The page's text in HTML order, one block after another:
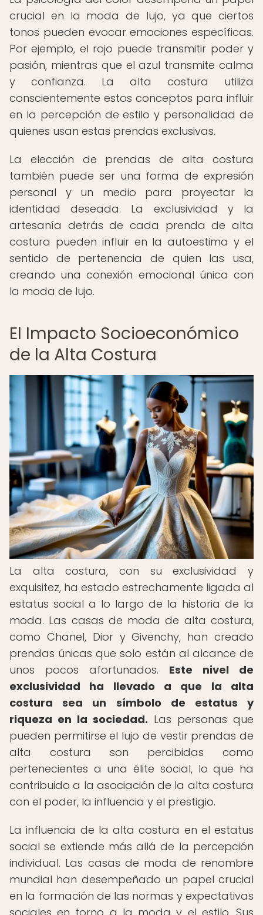
crucial en la moda de lujo, ya que ciertos
tonos pueden evocar emociones específicas.
Por ejemplo, el rojo puede transmitir poder y
pasión, mientras que el azul transmite calma
y confianza. La alta costura utiliza
conscientemente estos conceptos para influir
en la percepción de estilo y personalidad de
quienes usan estas prendas exclusivas.
La elección de prendas de alta costura
también puede ser una forma de expresión
personal y un medio para proyectar la
identidad deseada. La exclusividad y la
artesanía detrás de cada prenda de alta
costura pueden influir en la autoestima y el
sentido de pertenencia de quien las usa,
creando una conexión emocional única con
la moda de lujo.
El Impacto Socioeconómico
de la Alta Costura
La alta costura, con su exclusividad y
exquisitez, ha estado estrechamente ligada al
estatus social a lo largo de la historia de la
moda. Las casas de moda de alta costura,
como Chanel, Dior y Givenchy, han creado
prendas únicas que solo están al alcance de
unos pocos afortunados. Este nivel de
exclusividad ha llevado a que la alta
costura sea un símbolo de estatus y
riqueza en la sociedad. Las personas que
pueden permitirse el lujo de vestir prendas de
alta costura son percibidas como
pertenecientes a una élite social, lo que ha
contribuido a la asociación de la alta costura
con el poder, la influencia y el prestigio.
La influencia de la alta costura en el estatus
social se extiende más allá de la percepción
individual. Las casas de moda de renombre
mundial han desempeñado un papel crucial
en la formación de las normas y expectativas